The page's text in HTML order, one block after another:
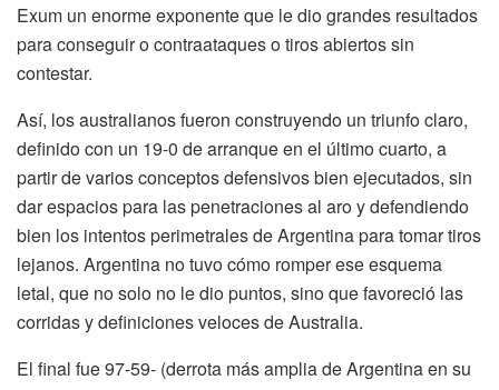
Exum un enorme exponente que le dio grandes resultados
para conseguir o contraataques o tiros abiertos sin
contestar.
Así, los australianos fueron construyendo un triunfo claro,
definido con un 19-0 de arranque en el último cuarto, a
partir de varios conceptos defensivos bien ejecutados, sin
dar espacios para las penetraciones al aro y defendiendo
bien los intentos perimetrales de Argentina para tomar tiros
lejanos. Argentina no tuvo cómo romper ese esquema
letal, que no solo no le dio puntos, sino que favoreció las
corridas y definiciones veloces de Australia.
El final fue 97-59- (derrota más amplia de Argentina en su